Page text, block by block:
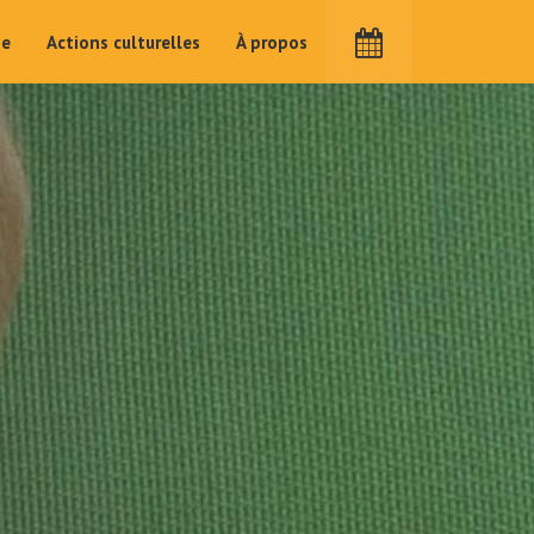
Actions culturelles À propos